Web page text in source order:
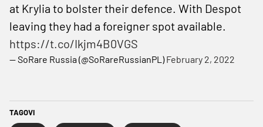
at Krylia to bolster their defence. With Despot
leaving they had a foreigner spot available.
https://t.co/Ikjm4B0VGS
— SoRare Russia (@SoRareRussianPL)February 2, 2022
TAGOVI